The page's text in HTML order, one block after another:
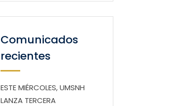
Comunicados
recientes
ESTE MIÉRCOLES, UMSNH
LANZA TERCERA